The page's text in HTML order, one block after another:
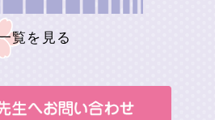
覧を見る